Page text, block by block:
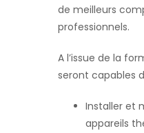
de meilleurs
professionnels.
A l’issue de la
seront capables
Installer et
appareils